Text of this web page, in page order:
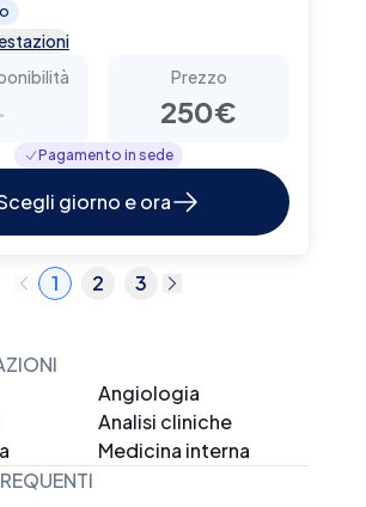
Prezzo
250€
Pagamento in sede
giorno e ora
1 2 3
Angiologia
Analisi cliniche
Medicina interna